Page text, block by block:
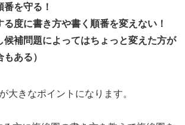
番を守る！
る度に書き方や書く順番を変えない！
候補問題によってはちょっと変えた方が
もある）
大きなポイントになります。